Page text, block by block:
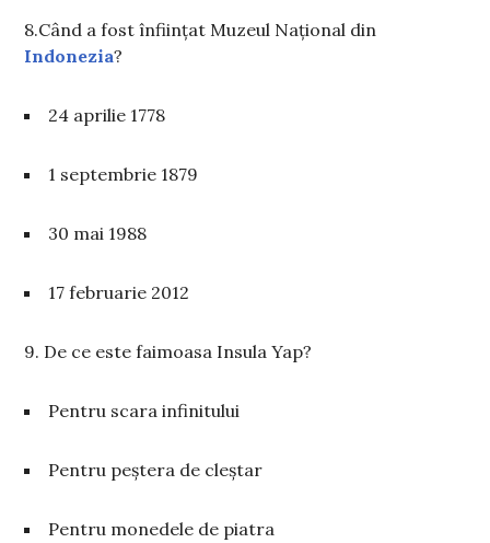
8.Când a fost înființat Muzeul Național din
Indonezia?
24 aprilie 1778
1 septembrie 1879
30 mai 1988
17 februarie 2012
9. De ce este faimoasa Insula Yap?
Pentru scara infinitului
Pentru peștera de cleștar
Pentru monedele de piatra